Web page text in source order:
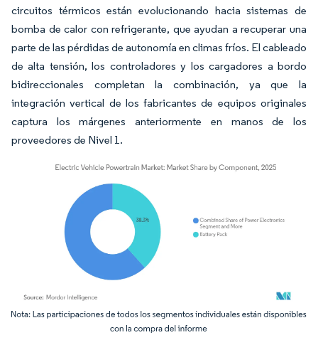
circuitos térmicos están evolucionando hacia sistemas de
bomba de calor con refrigerante, que ayudan a recuperar una
parte de las pérdidas de autonomía en climas fríos. El cableado
de alta tensión, los controladores y los cargadores a bordo
bidireccionales completan la combinación, ya que la
integración vertical de los fabricantes de equipos originales
captura los márgenes anteriormente en manos de los
proveedores de Nivel 1.
Imagen © Mordor Intelligence. El uso requiere atribución según CC BY 4.0.